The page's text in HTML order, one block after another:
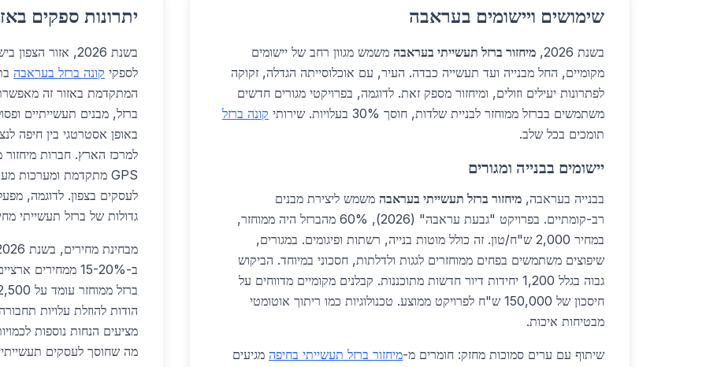
שימושים ויישומים בעראבה
בשנת 2026, מיחזור ברזל תעשייתי בעראבה משמש מגוון רחב של יישומים
מקומיים, החל מבנייה ועד תעשייה כבדה. העיר, עם אוכלוסייתה הגדלה, זקוקה
לפתרונות יעילים וזולים, ומיחזור מספק זאת. לדוגמה, בפרויקטי מגורים חדשים
משתמשים בברזל ממוחזר לבניית שלדות, חוסך 30% בעלויות. שירותי
קונה ברזל
תומכים בכל שלב.
יישומים בבנייה ומגורים
בבנייה בעראבה, מיחזור ברזל תעשייתי בעראבה משמש ליצירת מבנים
רב-קומתיים. בפרויקט "גבעת עראבה" (2026), 60% מהברזל היה ממוחזר,
במחיר 2,000 ש"ח/טון. זה כולל מוטות בנייה, רשתות ופיגומים. במגורים,
שיפוצים משתמשים בפחים ממוחזרים לגגות ולדלתות, חסכוני במיוחד. הביקוש
גבוה בגלל 1,200 יחידות דיור חדשות מתוכננות. קבלנים מקומיים מדווחים על
חיסכון של 150,000 ש"ח לפרויקט ממוצע. טכנולוגיות כמו ריתוך אוטומטי
מבטיחות איכות.
שיתוף עם ערים סמוכות מחזק: חומרים מ-מיחזור ברזל תעשייתי בחיפה מגיעים
יתרונות ספקים
בשנת 2026, אזור
לספקי קונה ברזל בעראבה
המתקדמת באזור זה
ברזל, מבנים תעשייתיים
למרכז הארץ. חברות
לעסקים בצפון. לדוגמה,
גדולות של ברזל תעשייתי מחיפה
מבחינת מחירים, בשנת 2026, מחירי
ב-15-20%
הודות להוזלת עלויות
מה שחוסך לעסקים